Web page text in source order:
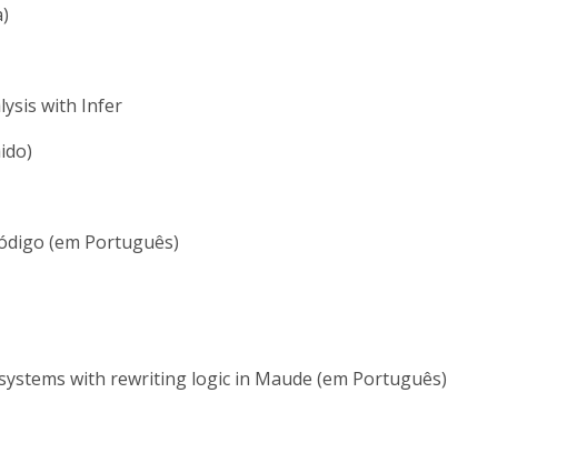
with Infer
(em Português)
with rewriting logic in Maude (em Português)